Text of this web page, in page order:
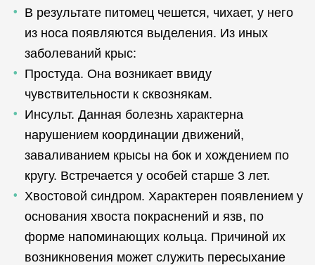
В результате питомец чешется, чихает, у него
из носа появляются выделения. Из иных
заболеваний крыс:
Простуда. Она возникает ввиду
чувствительности к сквознякам.
Инсульт. Данная болезнь характерна
нарушением координации движений,
заваливанием крысы на бок и хождением по
кругу. Встречается у особей старше 3 лет.
Хвостовой синдром. Характерен появлением у
основания хвоста покраснений и язв, по
форме напоминающих кольца. Причиной их
возникновения может служить пересыхание